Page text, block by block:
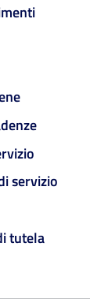
servizio
tutela